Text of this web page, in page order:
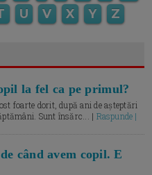
U V X Y Z
la fel ca pe primul?
foarte dorit, după ani de așteptări
Sunt însărc... | Raspunde |
când avem copil. E